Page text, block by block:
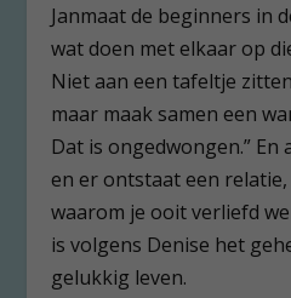
Janmaat de beginners in
wat doen met elkaar op
Niet aan een tafeltje
maar maak samen een
Dat is ongedwongen.” En
en er ontstaat een
waarom je ooit verliefd
is volgens Denise het
gelukkig leven.